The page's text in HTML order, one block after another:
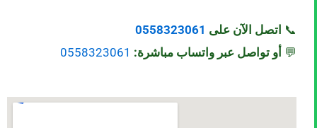
📞 اتصل الآن على 0558323061
💬 أو تواصل عبر واتساب مباشرة: 0558323061